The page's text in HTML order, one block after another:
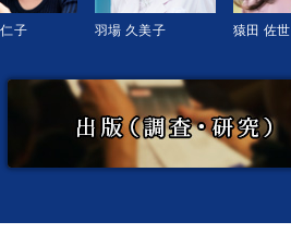
子 羽場 久美子 猿田 佐世